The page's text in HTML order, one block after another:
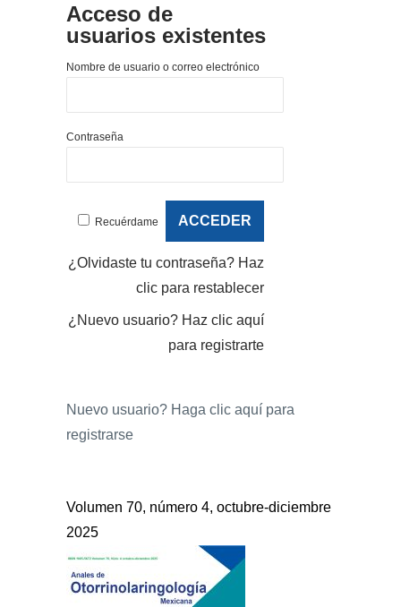
Acceso de
usuarios existentes
Nombre de usuario o correo electrónico
Contraseña
Recuérdame
¿Olvidaste tu contraseña? Haz
clic para restablecer
¿Nuevo usuario? Haz clic aquí
para registrarte
Nuevo usuario? Haga clic aquí para
registrarse
Volumen 70, número 4, octubre-diciembre
2025